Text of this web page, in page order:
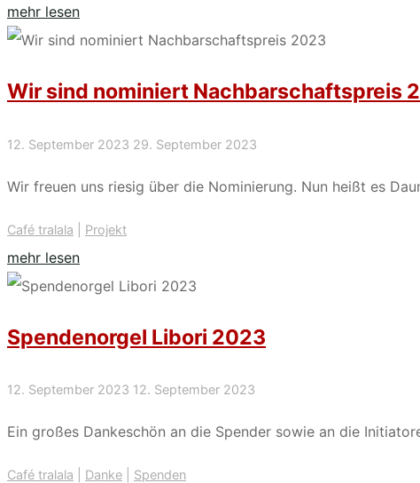
mehr lesen"Einfach
WIR,
Paderborn"
Wir sind nominiert Nachbarschaftspreis
12. September 2023 29. September 2023
Wir freuen uns riesig über die Nominierung. Nun heißt es
Café tralala Projekt
mehr lesen"Wir
sind
Nachbarschaftspreis
Spendenorgel Libori 2023
12. September 2023 12. September 2023
Ein großes Dankeschön an die Spender sowie an die
Café tralala Danke Spenden